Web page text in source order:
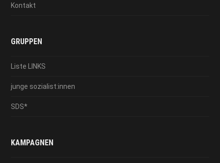
Kontakt
GRUPPEN
Liste LINKS
junge sozialist:innen
SDS*
KAMPAGNEN